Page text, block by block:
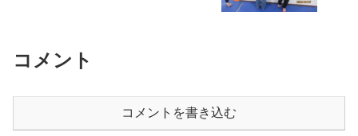
コメント
コメントを書き込む